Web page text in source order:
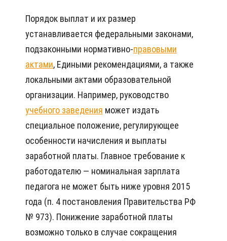
Порядок выплат и их размер
устанавливается федеральными законами,
подзаконными нормативно-правовыми
актами, Едиными рекомендациями, а также
локальными актами образовательной
организации. Например, руководство
учебного заведения может издать
специальное положение, регулирующее
особенности начисления и выплаты
заработной платы. Главное требование к
работодателю — номинальная зарплата
педагога не может быть ниже уровня 2015
года (п. 4 постановления Правительства РФ
№ 973). Понижение заработной платы
возможно только в случае сокращения